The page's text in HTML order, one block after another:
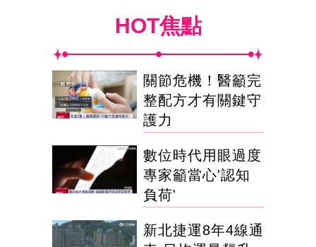
HOT焦點
關節危機！醫籲完
整配方才有關鍵守
護力
數位時代用眼過度
專家籲當心'認知
負荷'
新北捷運8年4線通